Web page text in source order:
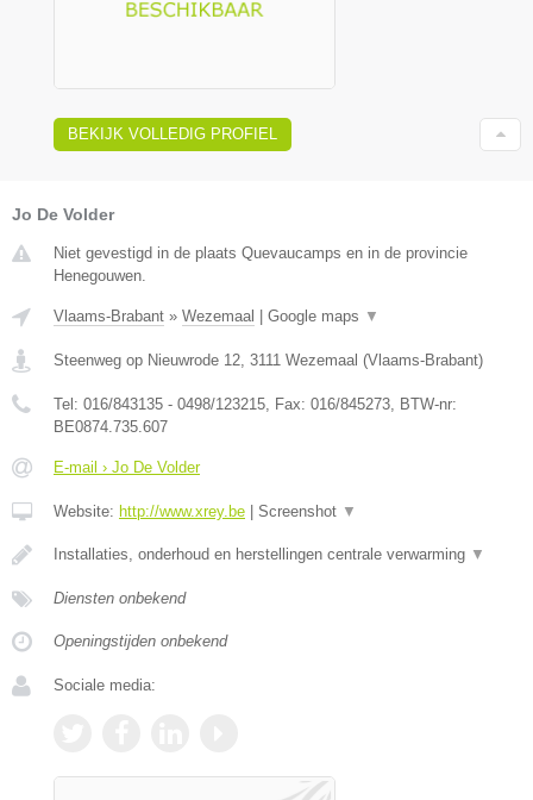
BEKIJK VOLLEDIG PROFIEL
Jo De Volder
Niet gevestigd in de plaats Quevaucamps en in de provincie
Henegouwen.
Vlaams-Brabant » Wezemaal Google maps ▼
Steenweg op Nieuwrode 12, 3111 Wezemaal (Vlaams-Brabant)
Tel: 016/843135 - 0498/123215, Fax: 016/845273, BTW-nr:
BE0874.735.607
E-mail › Jo De Volder
Website: http://www.xrey.be Screenshot ▼
Installaties, onderhoud en herstellingen centrale verwarming ▼
Diensten onbekend
Openingstijden onbekend
Sociale media: